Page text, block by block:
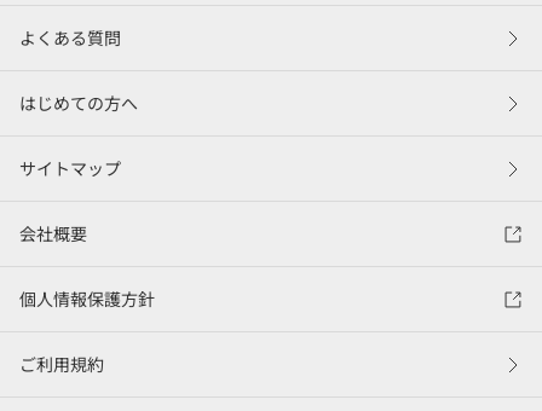
よくある質問
はじめての方へ
サイトマップ
会社概要
個人情報保護方針
ご利用規約